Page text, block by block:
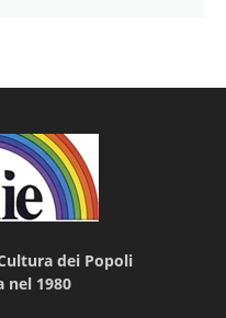
dei Popoli
nel 1980